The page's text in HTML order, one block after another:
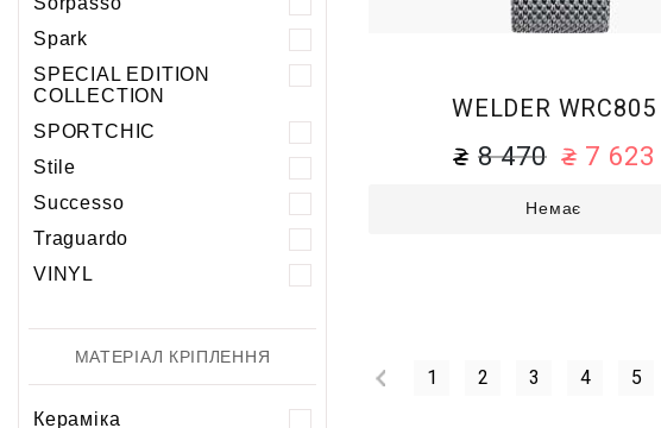
Spark
SPECIAL EDITION
COLLECTION
SPORTCHIC
Stile
Successo
Traguardo
VINYL
МАТЕРІАЛ КРІПЛЕННЯ
Кераміка
WELDER WRC805
8 470 7 623
Немає
1 2 3 4 5